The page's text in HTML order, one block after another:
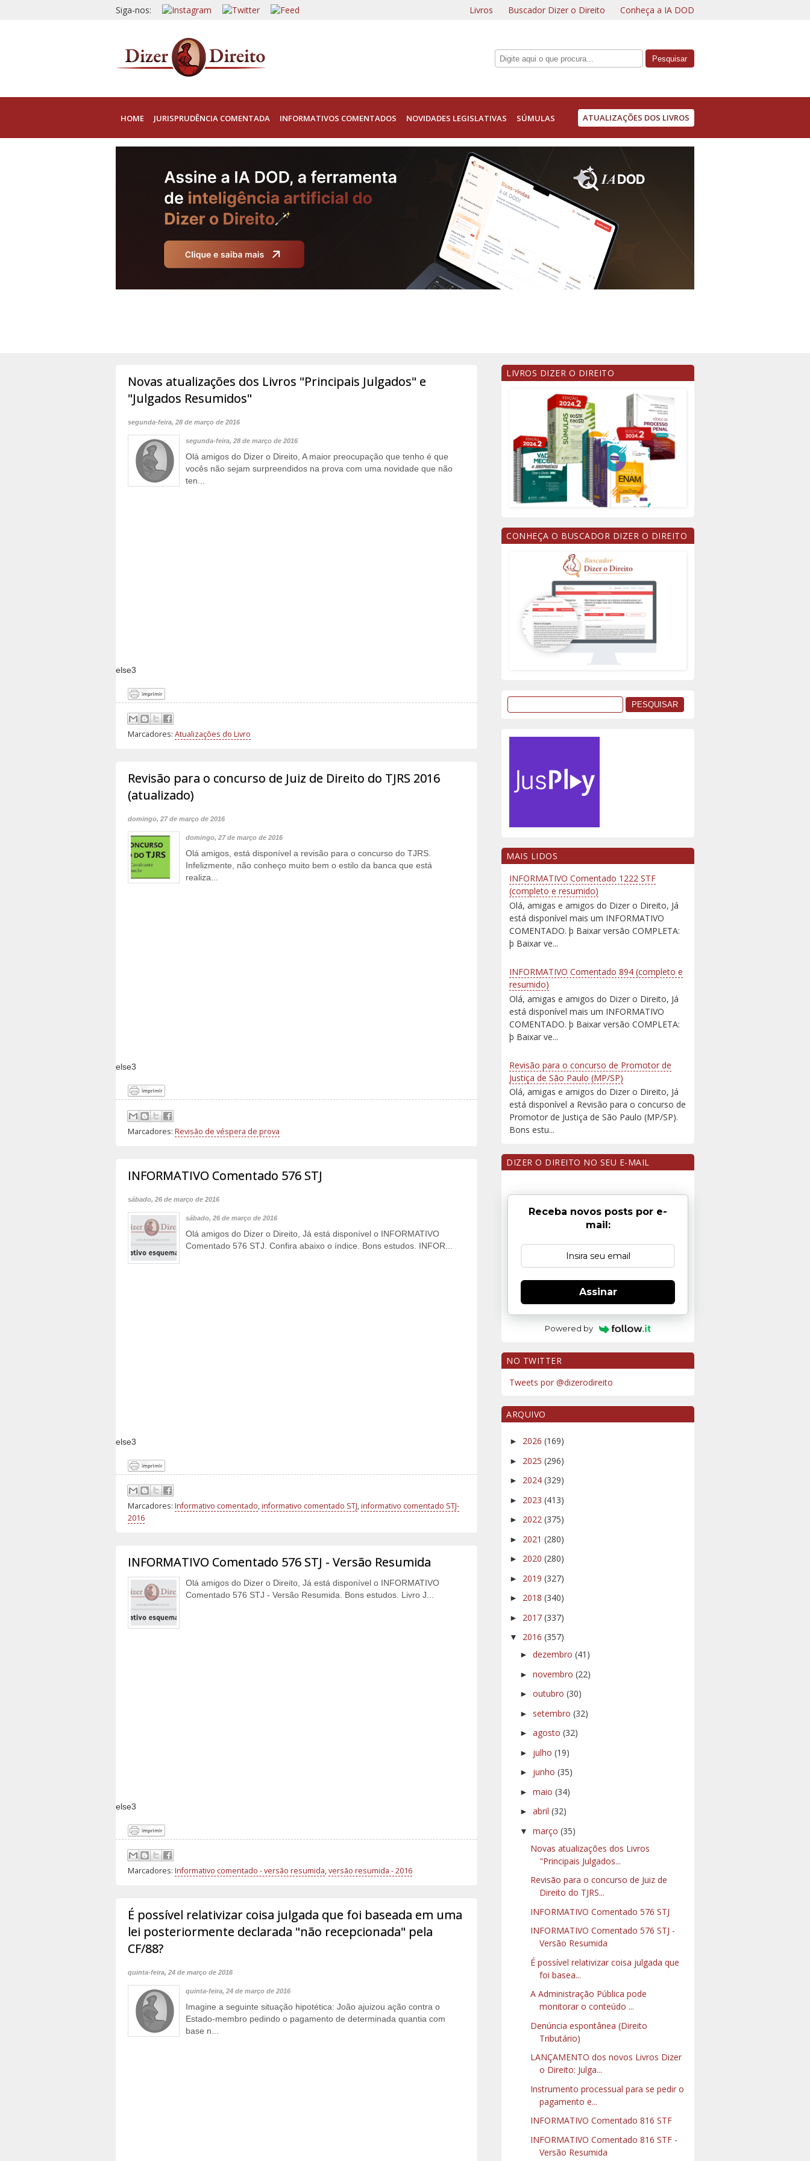
Siga-nos: Livros Buscador Dizer o Direito Conheça a IA DOD
HOME JURISPRUDÊNCIA COMENTADA INFORMATIVOS COMENTADOS NOVIDADES LEGISLATIVAS SÚMULAS ATUALIZAÇÕES DOS LIVROS
Novas atualizações dos Livros "Principais Julgados" e
"Julgados Resumidos"
segunda-feira, 28 de março de 2016
segunda-feira, 28 de março de 2016
Olá amigos do Dizer o Direito, A maior preocupação que tenho é que
vocês não sejam surpreendidos na prova com uma novidade que não
ten...
else3
Marcadores: Atualizações do Livro
Revisão para o concurso de Juiz de Direito do TJRS 2016
(atualizado)
domingo, 27 de março de 2016
domingo, 27 de março de 2016
Olá amigos, está disponível a revisão para o concurso do TJRS.
Infelizmente, não conheço muito bem o estilo da banca que está
realiza...
else3
Marcadores: Revisão de véspera de prova
INFORMATIVO Comentado 576 STJ
sábado, 26 de março de 2016
sábado, 26 de março de 2016
Olá amigos do Dizer o Direito, Já está disponível o INFORMATIVO
Comentado 576 STJ. Confira abaixo o índice. Bons estudos. INFOR...
else3
Marcadores: Informativo comentado,informativo comentado STJ,informativo comentado STJ-
2016
INFORMATIVO Comentado 576 STJ - Versão Resumida
Olá amigos do Dizer o Direito, Já está disponível o INFORMATIVO
Comentado 576 STJ - Versão Resumida. Bons estudos. Livro J...
else3
Marcadores: Informativo comentado - versão resumida,versão resumida - 2016
É possível relativizar coisa julgada que foi baseada em uma
lei posteriormente declarada "não recepcionada" pela
CF/88?
quinta-feira, 24 de março de 2016
quinta-feira, 24 de março de 2016
Imagine a seguinte situação hipotética: João ajuizou ação contra o
Estado-membro pedindo o pagamento de determinada quantia com
base n...
LIVROS DIZER O DIREITO
CONHEÇA O BUSCADOR DIZER O DIREITO
MAIS LIDOS
INFORMATIVO Comentado 1222 STF
(completo e resumido)
Olá, amigas e amigos do Dizer o Direito, Já
está disponível mais um INFORMATIVO
COMENTADO. þ Baixar versão COMPLETA:
þ Baixar ve...
INFORMATIVO Comentado 894 (completo e
resumido)
Olá, amigas e amigos do Dizer o Direito, Já
está disponível mais um INFORMATIVO
COMENTADO. þ Baixar versão COMPLETA:
þ Baixar ve...
Revisão para o concurso de Promotor de
Justiça de São Paulo (MP/SP)
Olá, amigas e amigos do Dizer o Direito, Já
está disponível a Revisão para o concurso de
Promotor de Justiça de São Paulo (MP/SP).
Bons estu...
DIZER O DIREITO NO SEU E-MAIL
Receba novos posts por e-
mail:
Assinar
Powered by
NO TWITTER
Tweets por @dizerodireito
ARQUIVO
► 2026 (169)
► 2025 (296)
► 2024 (329)
► 2023 (413)
► 2022 (375)
► 2021 (280)
► 2020 (280)
► 2019 (327)
► 2018 (340)
► 2017 (337)
▼ 2016 (357)
► dezembro (41)
► novembro (22)
► outubro (30)
► setembro (32)
► agosto (32)
► julho (19)
► junho (35)
► maio (34)
► abril (32)
▼ março (35)
Novas atualizações dos Livros
"Principais Julgados...
Revisão para o concurso de Juiz de
Direito do TJRS...
INFORMATIVO Comentado 576 STJ
INFORMATIVO Comentado 576 STJ -
Versão Resumida
É possível relativizar coisa julgada que
foi basea...
A Administração Pública pode
monitorar o conteúdo ...
Denúncia espontânea (Direito
Tributário)
LANÇAMENTO dos novos Livros Dizer
o Direito: Julga...
Instrumento processual para se pedir o
pagamento e...
INFORMATIVO Comentado 816 STF
INFORMATIVO Comentado 816 STF -
Versão Resumida